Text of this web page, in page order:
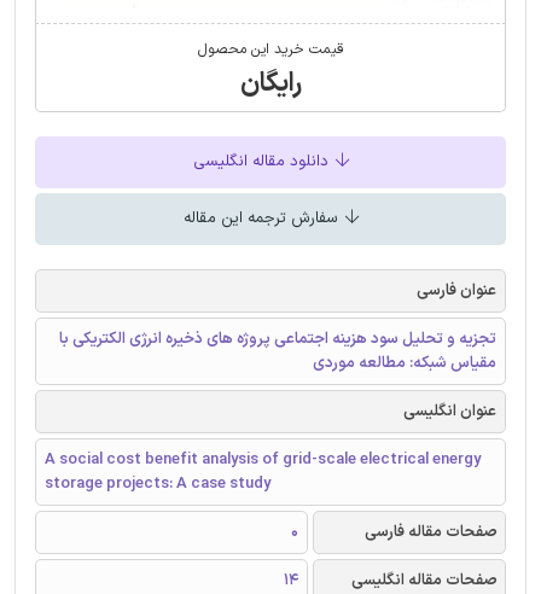
قیمت خرید این محصول
رایگان
دانلود مقاله انگلیسی
سفارش ترجمه این مقاله
عنوان فارسی
تجزیه و تحلیل سود هزینه اجتماعی پروژه های ذخیره انرژی الکتریکی با
مقیاس شبکه: مطالعه موردی
عنوان انگلیسی
A social cost benefit analysis of grid-scale electrical energy
storage projects: A case study
صفحات مقاله فارسی
0
صفحات مقاله انگلیسی
14